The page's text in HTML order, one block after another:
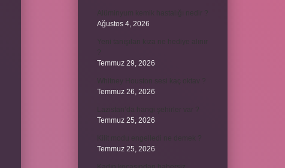
Ağustos 4, 2026
Temmuz 29, 2026
Temmuz 26, 2026
Temmuz 25, 2026
Temmuz 25, 2026